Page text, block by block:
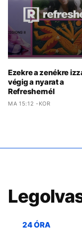
Ezekre a zenékre
végig a nyarat a
Refreshernél
MA 15:12 -KOR
24 ÓRA